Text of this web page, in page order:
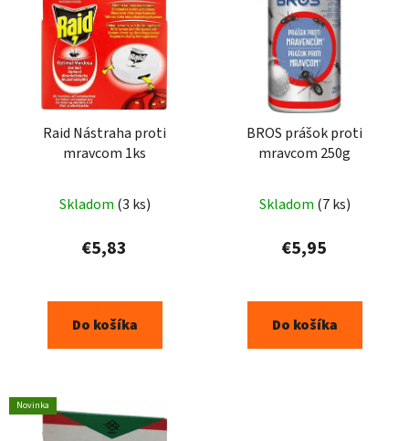
Raid Nástraha proti
mravcom 1ks
Skladom (3 ks)
€5,83
Do košíka
BROS prášok proti
mravcom 250g
Skladom (7 ks)
€5,95
Do košíka
Novinka